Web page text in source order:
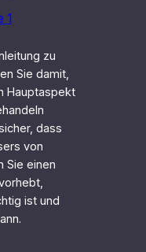
1
zu
Sie damit,
Hauptaspekt
dass
von
Sie einen
ist und